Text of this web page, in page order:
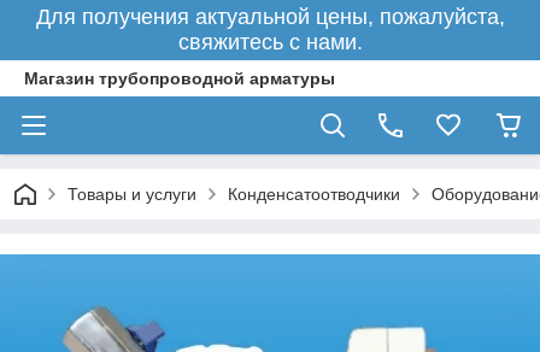
Для получения актуальной цены, пожалуйста,
свяжитесь с нами.
Магазин трубопроводной арматуры
Товары и услуги Конденсатоотводчики